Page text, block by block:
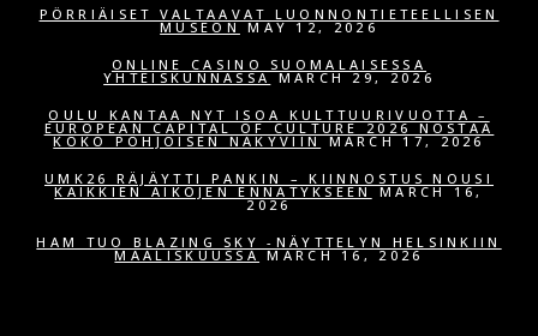
PÖRRIÄISET VALTAAVAT LUONNONTIETEELLISEN
MUSEON MAY 12, 2026
ONLINE CASINO SUOMALAISESSA
YHTEISKUNNASSA MARCH 29, 2026
OULU KANTAA NYT ISOA KULTTUURIVUOTTA –
EUROPEAN CAPITAL OF CULTURE 2026 NOSTAA
KOKO POHJOISEN NÄKYVIIN MARCH 17, 2026
UMK26 RÄJÄYTTI PANKIN – KIINNOSTUS NOUSI
KAIKKIEN AIKOJEN ENNÄTYKSEEN MARCH 16,
2026
HAM TUO BLAZING SKY -NÄYTTELYN HELSINKIIN
MAALISKUUSSA MARCH 16, 2026